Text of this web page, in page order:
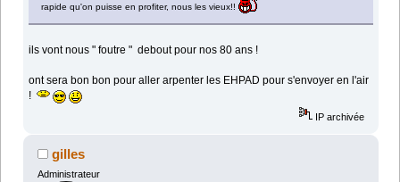
rapide qu'on puisse en profiter, nous les vieux!!
ils vont nous " foutre " debout pour nos 80 ans !
ont sera bon bon pour aller arpenter les EHPAD pour s'envoyer en l'air
!
IP archivée
gilles
Administrateur